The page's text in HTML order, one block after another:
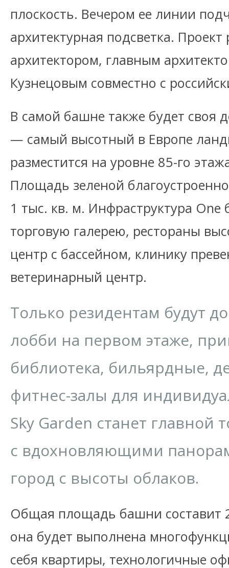
плоскость. Вечером ее линии
архитектурная подсветка. Проект
архитектором, главным
Кузнецовым совместно с
В самой башне также будет своя
— самый высотный в Европе
разместится на уровне 85-го
Площадь зеленой
1 тыс. кв. м. Инфраструктура One
торговую галерею, рестораны
центр с бассейном, клинику
ветеринарный центр.
Только резидентам будут
лобби на первом этаже,
библиотека, бильярдные,
фитнес-залы для
Sky Garden станет главной
с вдохновляющими
город с высоты облаков.
Общая площадь башни составит
она будет выполнена
себя квартиры, технологичные